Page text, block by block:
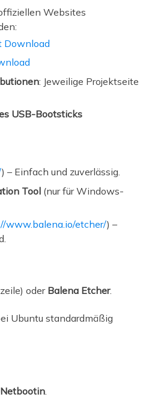
Websites
Download
: Jeweilige Projektseite
USB-Bootsticks
) – Einfach und zuverlässig.
Tool (nur für Windows-
www.balena.io/etcher/) –
oder Balena Etcher.
Ubuntu standardmäßig
.